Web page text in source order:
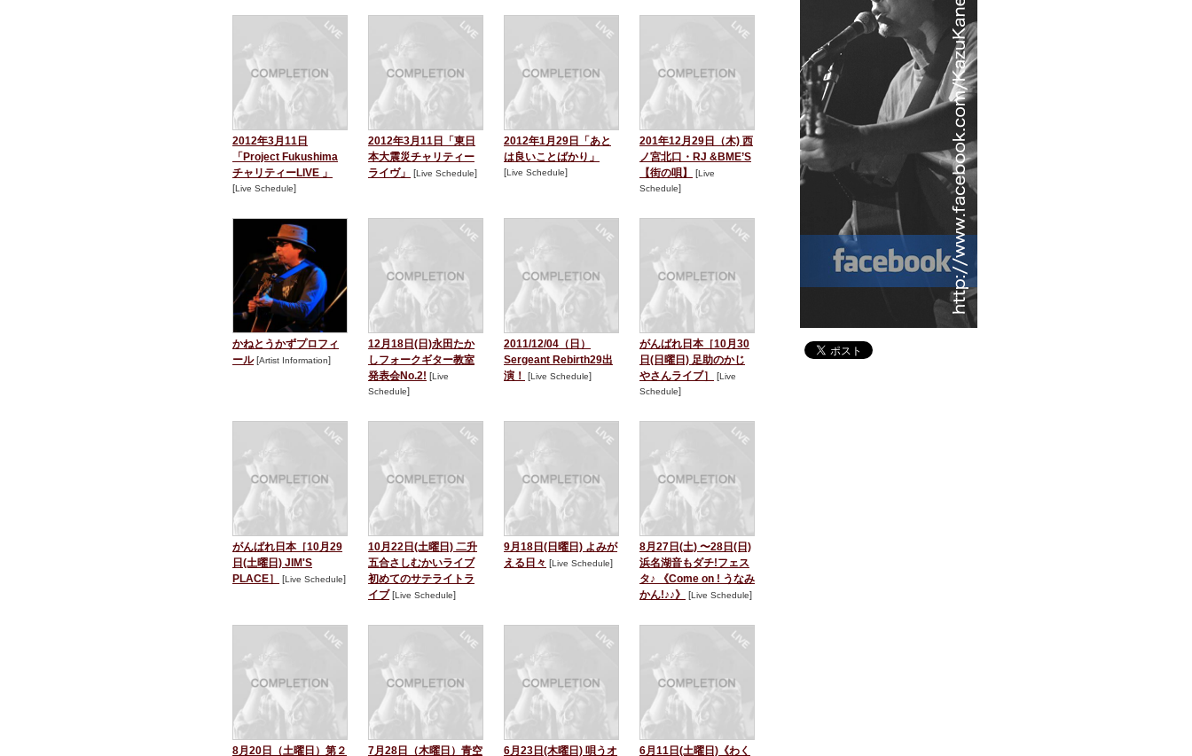
2012年3月11日
「Project Fukushima
チャリティーLIVE 」
[Live Schedule]
2012年3月11日「東日
本大震災チャリティー
ライヴ」
[Live Schedule]
2012年1月29日「あと
は良いことばかり」
[Live Schedule]
201年12月29日（木) 西
ノ宮北口・RJ &BME’S
【街の唄】
[Live
Schedule]
かねとうかずプロフィ
ール[Artist Information]
12月18日(日)永田たか
しフォークギター教室
発表会No.2! [Live
Schedule]
2011/12/04（日）
Sergeant Rebirth29出
演！
[Live Schedule]
がんばれ日本［10月30
日(日曜日) 足助のかじ
やさんライブ］
[Live
Schedule]
がんばれ日本［10月29
日(土曜日) JIM'S
PLACE］
[Live Schedule]
10月22日(土曜日) 二升
五合さしむかいライブ
初めてのサテライトラ
イブ[Live Schedule]
9月18日(日曜日) よみが
える日々 [Live Schedule]
8月27日(土) 〜28日(日)
浜名湖音もダチ!フェス
タ♪ 《Come on ! うなみ
かん!♪♪》
[Live Schedule]
8月20日（土曜日）第２ 7月28日（木曜日）青空 6月23日(木曜日) 唄うオ 6月11日(土曜日)《わく